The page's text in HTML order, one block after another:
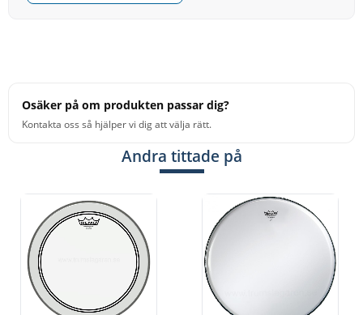
Osäker på om produkten passar dig?
Kontakta oss så hjälper vi dig att välja rätt.
Andra tittade på